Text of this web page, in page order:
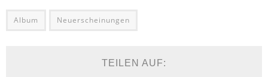
Album Neuerscheinungen
TEILEN AUF: